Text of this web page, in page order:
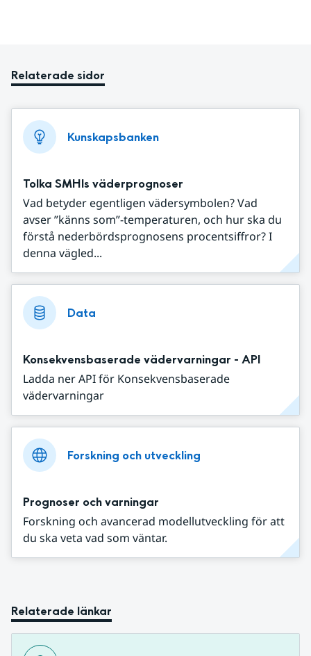
Relaterade sidor
Kunskapsbanken
Tolka SMHIs väderprognoser
Vad betyder egentligen vädersymbolen? Vad
avser ”känns som”-temperaturen, och hur ska du
förstå nederbördsprognosens procentsiffror? I
denna vägled...
Data
Konsekvensbaserade vädervarningar - API
Ladda ner API för Konsekvensbaserade
vädervarningar
Forskning och utveckling
Prognoser och varningar
Forskning och avancerad modellutveckling för att
du ska veta vad som väntar.
Relaterade länkar